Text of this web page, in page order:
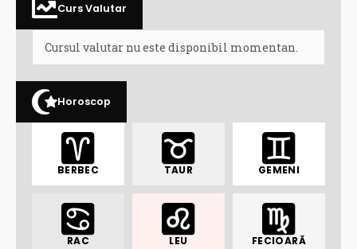
Curs Valutar
Cursul valutar nu este disponibil momentan.
Horoscop
BERBEC TAUR GEMENI
RAC LEU FECIOARĂ